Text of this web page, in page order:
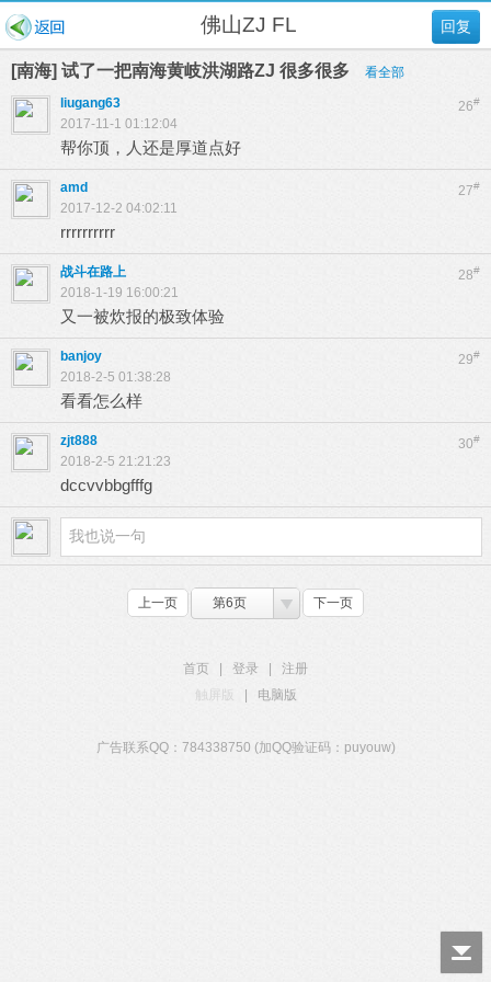
回复
佛山ZJ FL
[南海] 试了一把南海黄岐洪湖路ZJ 很多很多 看全部
26#
liugang63
2017-11-1 01:12:04
帮你顶，人还是厚道点好
27#
amd
2017-12-2 04:02:11
rrrrrrrrrr
28#
战斗在路上
2018-1-19 16:00:21
又一被炊报的极致体验
29#
banjoy
2018-2-5 01:38:28
看看怎么样
30#
zjt888
2018-2-5 21:21:23
dccvvbbgfffg
上一页 第6页 下一页
首页 登录
注册
触屏版
电脑版
广告联系QQ：784338750 (加QQ验证码：puyouw)